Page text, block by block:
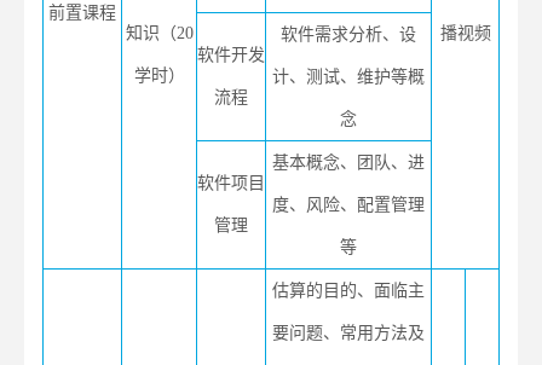
前置课程
知识（20
学时）
播视频
软件开发
流程
软件需求分析、设
计、测试、维护等概
念
软件项目
管理
基本概念、团队、进
度、风险、配置管理
等
估算的目的、面临主
要问题、常用方法及